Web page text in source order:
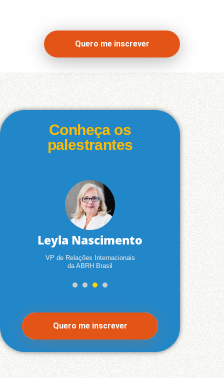
Quero me inscrever
Conheça os
palestrantes
Leyla Nascimento
VP de Relações Internacionais
da ABRH Brasil
Quero me inscrever